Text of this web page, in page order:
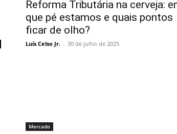
Reforma Tributária na cerveja:
que pé estamos e quais pontos
ficar de olho?
Luís Celso Jr. - 30 de julho de 2025
Mercado